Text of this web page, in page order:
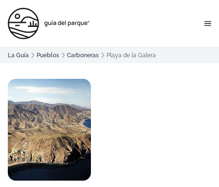
La Guía Pueblos Carboneras Playa de la Galera